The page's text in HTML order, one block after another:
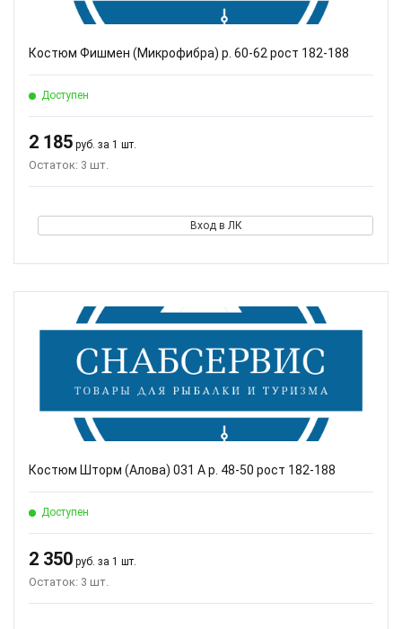
Костюм Фишмен (Микрофибра) р. 60-62 рост 182-188
Доступен
2 185 руб. за 1 шт.
Остаток: 3 шт.
Вход в ЛК
Костюм Шторм (Алова) 031 A р. 48-50 рост 182-188
Доступен
2 350 руб. за 1 шт.
Остаток: 3 шт.